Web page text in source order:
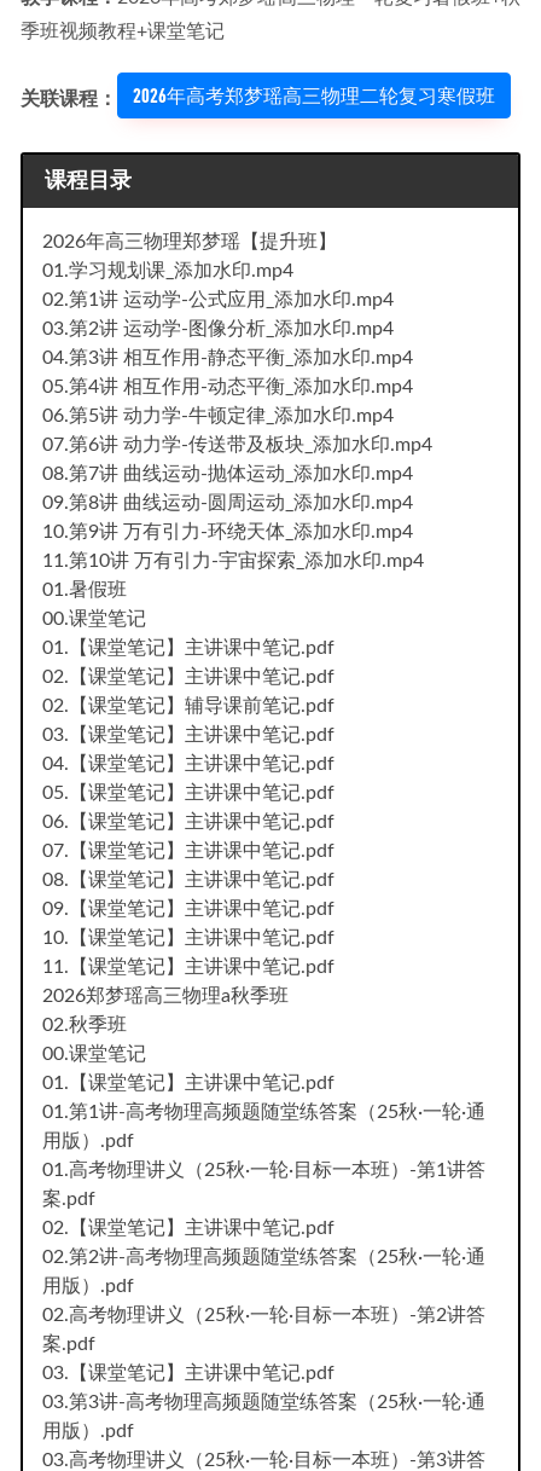
季班视频教程+课堂笔记
关联课程： 2026年高考郑梦瑶高三物理二轮复习寒假班
课程目录
2026年高三物理郑梦瑶【提升班】
01.学习规划课_添加水印.mp4
02.第1讲 运动学-公式应用_添加水印.mp4
03.第2讲 运动学-图像分析_添加水印.mp4
04.第3讲 相互作用-静态平衡_添加水印.mp4
05.第4讲 相互作用-动态平衡_添加水印.mp4
06.第5讲 动力学-牛顿定律_添加水印.mp4
07.第6讲 动力学-传送带及板块_添加水印.mp4
08.第7讲 曲线运动-抛体运动_添加水印.mp4
09.第8讲 曲线运动-圆周运动_添加水印.mp4
10.第9讲 万有引力-环绕天体_添加水印.mp4
11.第10讲 万有引力-宇宙探索_添加水印.mp4
01.暑假班
00.课堂笔记
01.【课堂笔记】主讲课中笔记.pdf
02.【课堂笔记】主讲课中笔记.pdf
02.【课堂笔记】辅导课前笔记.pdf
03.【课堂笔记】主讲课中笔记.pdf
04.【课堂笔记】主讲课中笔记.pdf
05.【课堂笔记】主讲课中笔记.pdf
06.【课堂笔记】主讲课中笔记.pdf
07.【课堂笔记】主讲课中笔记.pdf
08.【课堂笔记】主讲课中笔记.pdf
09.【课堂笔记】主讲课中笔记.pdf
10.【课堂笔记】主讲课中笔记.pdf
11.【课堂笔记】主讲课中笔记.pdf
2026郑梦瑶高三物理a秋季班
02.秋季班
00.课堂笔记
01.【课堂笔记】主讲课中笔记.pdf
01.第1讲-高考物理高频题随堂练答案（25秋·一轮·通
用版）.pdf
01.高考物理讲义（25秋·一轮·目标一本班）-第1讲答
案.pdf
02.【课堂笔记】主讲课中笔记.pdf
02.第2讲-高考物理高频题随堂练答案（25秋·一轮·通
用版）.pdf
02.高考物理讲义（25秋·一轮·目标一本班）-第2讲答
案.pdf
03.【课堂笔记】主讲课中笔记.pdf
03.第3讲-高考物理高频题随堂练答案（25秋·一轮·通
用版）.pdf
03.高考物理讲义（25秋·一轮·目标一本班）-第3讲答